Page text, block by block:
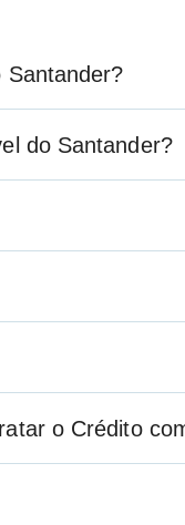
Santander?
do Santander?
o Crédito